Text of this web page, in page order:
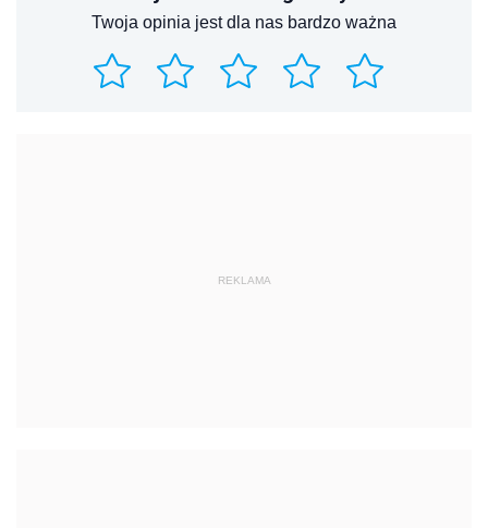
Twoja opinia jest dla nas bardzo ważna
REKLAMA